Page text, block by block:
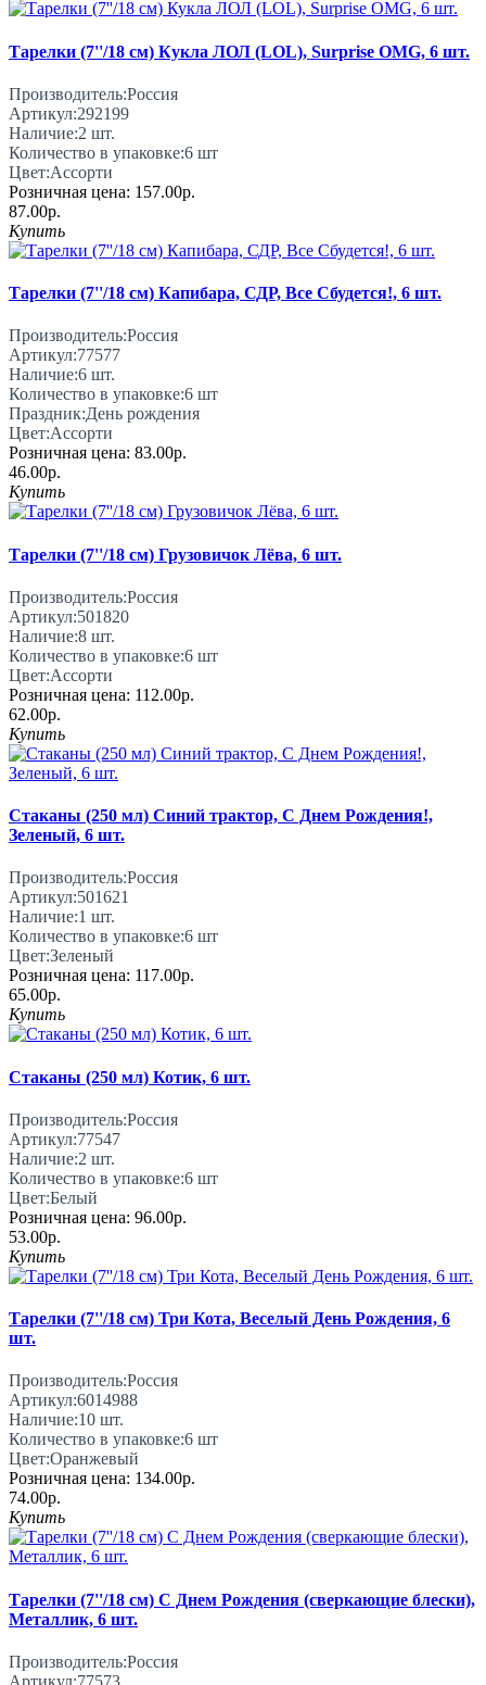
Тарелки (7''/18 см) Кукла ЛОЛ (LOL), Surprise OMG, 6 шт.
Производитель:Россия
Артикул:292199
Наличие:2 шт.
Количество в упаковке:6 шт
Цвет:Ассорти
Розничная цена: 157.00р.
87.00р.
Купить
Тарелки (7''/18 см) Капибара, СДР, Все Сбудется!, 6 шт.
Производитель:Россия
Артикул:77577
Наличие:6 шт.
Количество в упаковке:6 шт
Праздник:День рождения
Цвет:Ассорти
Розничная цена: 83.00р.
46.00р.
Купить
Тарелки (7''/18 см) Грузовичок Лёва, 6 шт.
Производитель:Россия
Артикул:501820
Наличие:8 шт.
Количество в упаковке:6 шт
Цвет:Ассорти
Розничная цена: 112.00р.
62.00р.
Купить
Стаканы (250 мл) Синий трактор, С Днем Рождения!,
Зеленый, 6 шт.
Производитель:Россия
Артикул:501621
Наличие:1 шт.
Количество в упаковке:6 шт
Цвет:Зеленый
Розничная цена: 117.00р.
65.00р.
Купить
Стаканы (250 мл) Котик, 6 шт.
Производитель:Россия
Артикул:77547
Наличие:2 шт.
Количество в упаковке:6 шт
Цвет:Белый
Розничная цена: 96.00р.
53.00р.
Купить
Тарелки (7''/18 см) Три Кота, Веселый День Рождения, 6
шт.
Производитель:Россия
Артикул:6014988
Наличие:10 шт.
Количество в упаковке:6 шт
Цвет:Оранжевый
Розничная цена: 134.00р.
74.00р.
Купить
Тарелки (7''/18 см) С Днем Рождения (сверкающие блески),
Металлик, 6 шт.
Производитель:Россия
Артикул:77573